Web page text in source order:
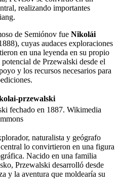
realizando importantes
de Semiónov fue Nikolái
cuyas audaces exploraciones
en una leyenda en su propio
de Przewalski desde el
y los recursos necesarios para
fechado en 1887. Wikimedia
naturalista y geógrafo
lo convirtieron en una figura
Nacido en una familia
Przewalski desarrolló desde
y la aventura que moldearía su